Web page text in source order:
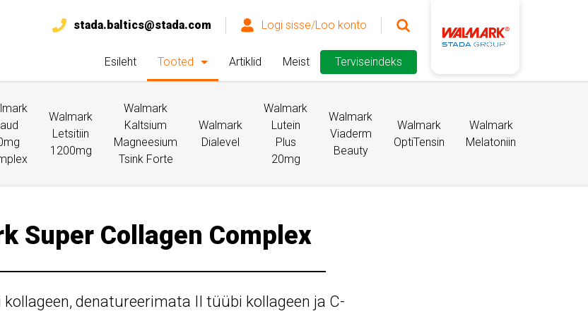
stada.baltics@stada.com Logi sisse/Loo konto
Esileht Tooted Artiklid Meist Terviseindeks
Walmark
Letsitiin
1200mg
Walmark
Kaltsium
Magneesium
Tsink Forte
Walmark
Dialevel
Walmark
Lutein
Plus
20mg
Walmark
Viaderm
Beauty
Walmark
OptiTensin
Walmark
Melatoniin
Super Collagen Complex
denatureerimata II tüübi kollageen ja C-